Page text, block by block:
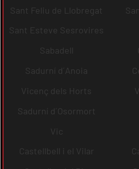
Sant Feliu de Llobregat
Sant Esteve Sesrovires
Sabadell
Sadurní d´Anoia
Vicenç dels Horts
Sadurní d´Osormort
Vic
Castellbell i el Vilar